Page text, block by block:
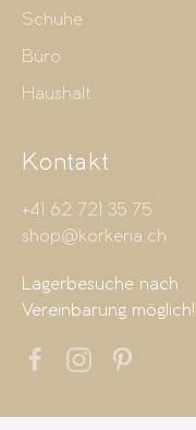
Schuhe
Büro
Haushalt
Kontakt
+41 62 721 35 75
shop@korkeria.ch
Lagerbesuche nach
Vereinbarung möglich!